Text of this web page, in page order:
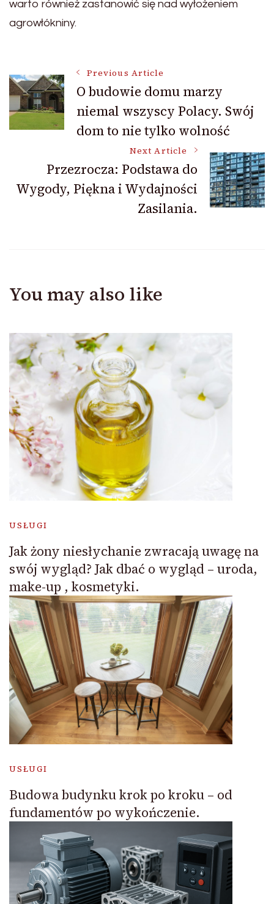
warto również zastanowić się nad wyłożeniem
agrowłókniny.
Post
Navigation
Previous Article
O budowie domu marzy
niemal wszyscy Polacy. Swój
dom to nie tylko wolność
Next Article
Przezrocza: Podstawa do
Wygody, Piękna i Wydajności
Zasilania.
You may also like
USŁUGI
Jak żony niesłychanie zwracają uwagę na
swój wygląd? Jak dbać o wygląd – uroda,
make-up , kosmetyki.
USŁUGI
Budowa budynku krok po kroku – od
fundamentów po wykończenie.